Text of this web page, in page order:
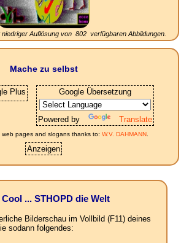
Auflösung von 802 verfügbaren Abbildungen.
Mache zu selbst
Plus Google Übersetzung
Powered by Translate
pages and slogans thanks to: W.V. DAHMANN.
Anzeigen
Cool ... STHOPD die Welt
Bilderschau im Vollbild (F11) deines
sodann folgendes: